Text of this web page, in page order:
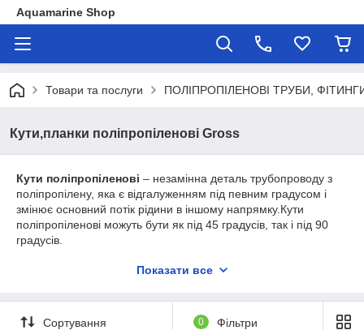
Aquamarine Shop
Товари та послуги ПОЛІПРОПІЛЕНОВІ ТРУБИ,
Кути,планки поліпропіленові Gross
Кути поліпропіленові – незамінна деталь трубопроводу з
поліпропілену, яка є відгалуженням під певним градусом і
змінює основний потік рідини в іншому напрямку.Кути
поліпропіленові можуть бути як під 45 градусів, так і під 90
градусів.
підключення змішувача для ванної кімнати,також можна
Показати все
Сортування 0 Фільтри